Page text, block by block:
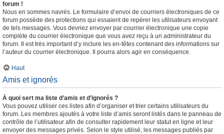
forum !
Nous en sommes navrés. Le formulaire d’envoi de courriers électroniques de ce
forum possède des protections qui essaient de repérer les utilisateurs envoyant
de tels messages. Vous devriez envoyer par courrier électronique une copie
complète du courrier électronique que vous avez reçu à un administrateur du
forum. Il est très important d’y inclure les en-têtes contenant des informations sur
l’auteur du courrier électronique. Il pourra alors agir en conséquence.
Haut
Amis et ignorés
À quoi sert ma liste d’amis et d’ignorés ?
Vous pouvez utiliser ces listes afin d’organiser et trier certains utilisateurs du
forum. Les membres ajoutés à votre liste d’amis seront listés dans le panneau de
contrôle de l’utilisateur afin de consulter rapidement leur statut en ligne et leur
envoyer des messages privés. Selon le style utilisé, les messages publiés par